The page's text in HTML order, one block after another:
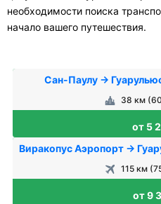
необходимости поиска
начало вашего путешествия.
Сан-Паулу →
38 км
от 5
Виракопус Аэропорт →
115 км
от 9